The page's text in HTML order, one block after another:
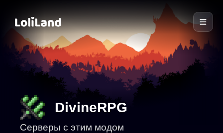
LoliLand
DivineRPG
Серверы с этим модом